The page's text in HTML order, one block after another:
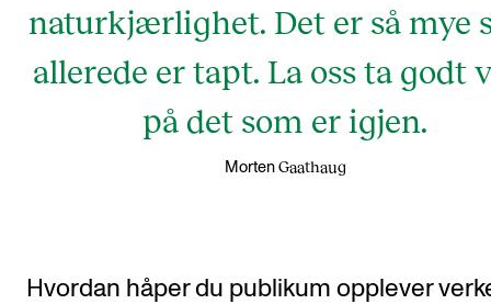
naturkjærlighet. Det er så mye
allerede er tapt. La oss ta godt
på det som er igjen.
Morten Gaathaug
Hvordan håper du publikum opplever